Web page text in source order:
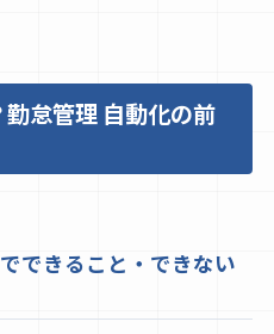
怠管理 自動化の前
できること・できない